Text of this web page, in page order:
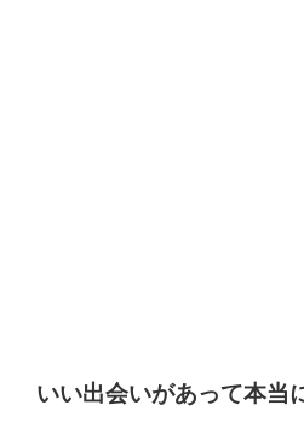
いい出会いがあって本当